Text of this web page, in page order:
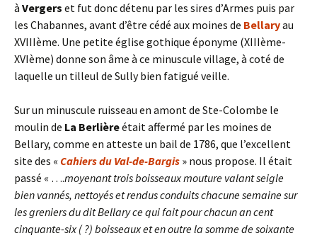
à Vergers et fut donc détenu par les sires d’Armes puis par
les Chabannes, avant d’être cédé aux moines de Bellaryau
XVIIIème. Une petite église gothique éponyme (XIIIème-
XVIème) donne son âme à ce minuscule village, à coté de
laquelle un tilleul de Sully bien fatigué veille.
Sur un minuscule ruisseau en amont de Ste-Colombe le
moulin de La Berlièreétait affermé par les moines de
Bellary, comme en atteste un bail de 1786, que l’excellent
site des « Cahiers du Val-de-Bargis » nous propose. Il était
passé « ….moyenant trois boisseaux mouture valant seigle
bien vannés, nettoyés et rendus conduits chacune semaine sur
les greniers du dit Bellary ce qui fait pour chacun an cent
cinquante-six ( ?) boisseaux et en outre la somme de soixante